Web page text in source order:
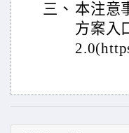
三、 本注意
方案入